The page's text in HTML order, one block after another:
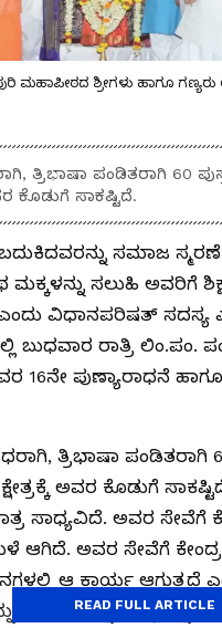
ಮಹಾಪೀಠದ ಶ್ರೀಗಳು ಹಾಗೂ ಗಣ್ಯರು
ತ್ರಿಭಾಷಾ ಪಂಡಿತರಾಗಿ 60
ಕೊಡುಗೆ ಸಾಕಷ್ಟಿದೆ.
ಸಮಾಜ
ಸಲುಹಿ ಅವರಿಗೆ
ವಿಧಾನಪರಿಷತ್ ಸದಸ್ಯ
ಬುಧವಾರ ರಾತ್ರಿ ಲಿಂ.ಪಂ.
16ನೇ ಪುಣ್ಯಾರಾಧನೆ
ತ್ರಿಭಾಷಾ ಪಂಡಿತರಾಗಿ
ಅವರ ಕೊಡುಗೆ
ಸಾಧ್ಯವಿದೆ. ಅವರ ಸೇವೆಗೆ
ಆಗಿದೆ. ಅವರ ಸೇವೆಗೆ ಕೇಂದ್ರ
ಆ ಕಾರ್ಯ ಆಗುತ್ತದೆ
ಬಾಳೆಹೊನ್ನೂರಿನ ಪ್ರಸನ್ನ
READ FULL ARTICLE